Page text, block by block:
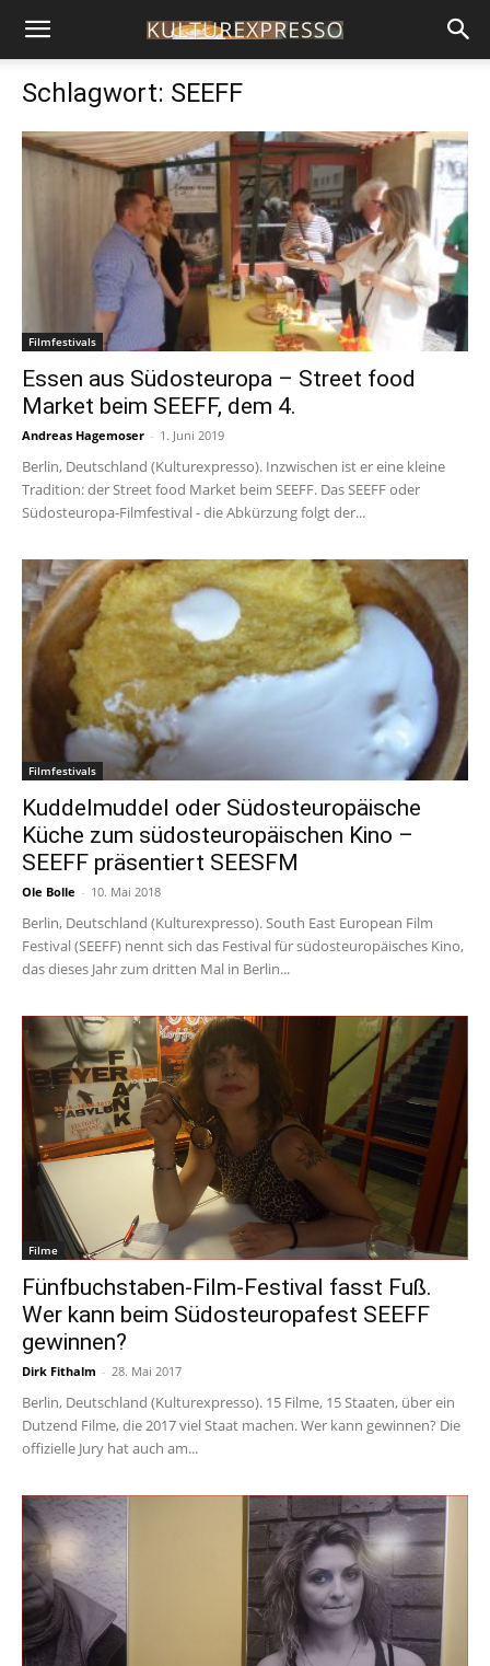
Schlagwort: SEEFF
Filmfestivals
Essen aus Südosteuropa – Street food
Market beim SEEFF, dem 4.
Andreas Hagemoser - 1. Juni 2019
Berlin, Deutschland (Kulturexpresso). Inzwischen ist er eine kleine
Tradition: der Street food Market beim SEEFF. Das SEEFF oder
Südosteuropa-Filmfestival - die Abkürzung folgt der...
Filmfestivals
Kuddelmuddel oder Südosteuropäische
Küche zum südosteuropäischen Kino –
SEEFF präsentiert SEESFM
Ole Bolle - 10. Mai 2018
Berlin, Deutschland (Kulturexpresso). South East European Film
Festival (SEEFF) nennt sich das Festival für südosteuropäisches Kino,
das dieses Jahr zum dritten Mal in Berlin...
Filme
Fünfbuchstaben-Film-Festival fasst Fuß.
Wer kann beim Südosteuropafest SEEFF
gewinnen?
Dirk Fithalm - 28. Mai 2017
Berlin, Deutschland (Kulturexpresso). 15 Filme, 15 Staaten, über ein
Dutzend Filme, die 2017 viel Staat machen. Wer kann gewinnen? Die
offizielle Jury hat auch am...